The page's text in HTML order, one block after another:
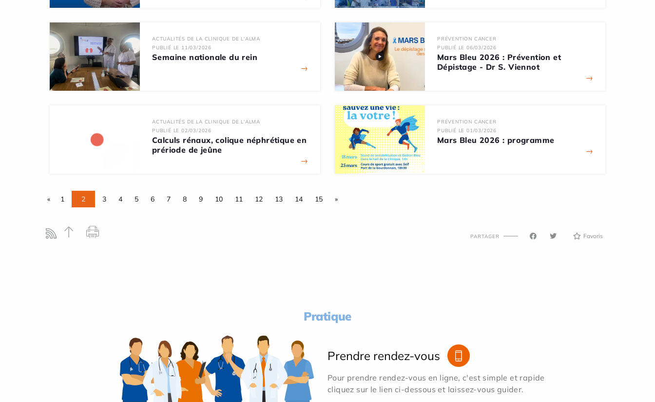
ACTUALITÉS DE LA CLINIQUE DE L'ALMA
PUBLIÉ LE 11/03/2026
Semaine nationale du rein
→
PRÉVENTION CANCER
PUBLIÉ LE 06/03/2026
Mars Bleu 2026 : Prévention et
Dépistage - Dr S. Viennot
→
ACTUALITÉS DE LA CLINIQUE DE L'ALMA
PUBLIÉ LE 02/03/2026
Calculs rénaux, colique néphrétique en
prériode de jeûne
→
PRÉVENTION CANCER
PUBLIÉ LE 01/03/2026
Mars Bleu 2026 : programme
→
« 1 2 3 4 5 6 7 8 9 10 11 12 13 14 15 »
PARTAGER Favoris
Pratique
Prendre rendez-vous
Pour prendre rendez-vous en ligne, c'est simple et rapide
cliquez sur le lien ci-dessous et laissez-vous guider.